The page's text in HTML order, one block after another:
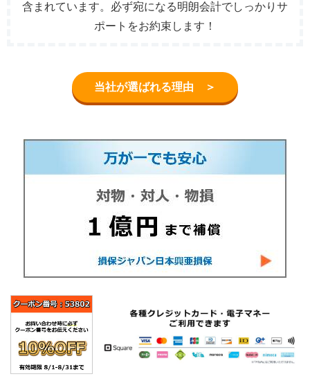
含まれています。必ず宛になる明朗会計でしっかりサ
ポートをお約束します！
当社が選ばれる理由 ＞